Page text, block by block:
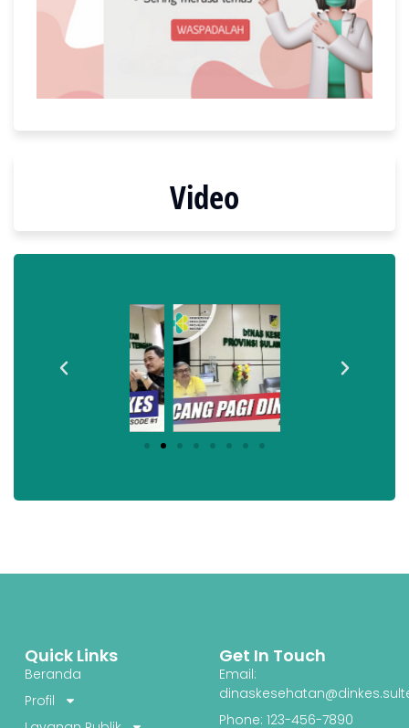
Video
Quick Links
Beranda
Profil
Get In Touch
Email:
Phone: 123-456-7890